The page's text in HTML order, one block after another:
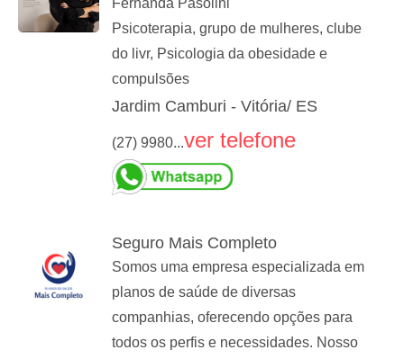
Fernanda Pasolini
Psicoterapia, grupo de mulheres, clube
do livr, Psicologia da obesidade e
compulsões
Jardim Camburi - Vitória/ ES
(27) 9980...ver telefone
Seguro Mais Completo
Somos uma empresa especializada em
planos de saúde de diversas
companhias, oferecendo opções para
todos os perfis e necessidades. Nosso